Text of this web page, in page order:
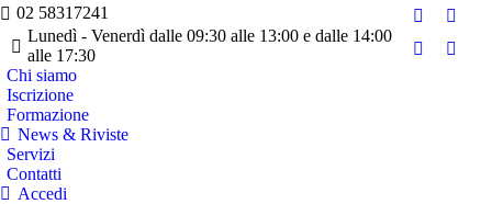
02 58317241
Lunedì - Venerdì dalle 09:30 alle 13:00 e dalle 14:00
alle 17:30
Facebook
pagepage
YouTube
Chi siamo
Iscrizione
Formazione
News & Riviste
Servizi
Contatti
Accedi